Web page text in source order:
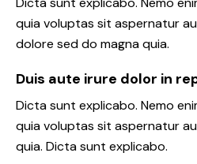
quia voluptas sit aspernatur
dolore sed do magna quia.
Duis aute irure dolor in
Dicta sunt explicabo. Nemo
quia voluptas sit aspernatur
quia. Dicta sunt explicabo.